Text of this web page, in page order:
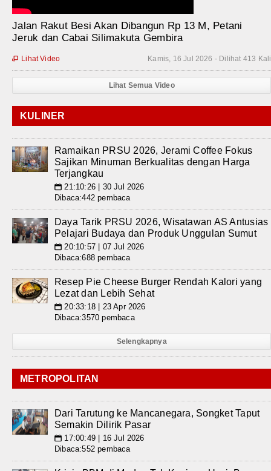
Jalan Rakut Besi Akan Dibangun Rp 13 M, Petani
Jeruk dan Cabai Silimakuta Gembira
Kamis, 16 Jul 2026 - Dilihat 413 Kali
 Lihat Video
Lihat Semua Video
KULINER
Ramaikan PRSU 2026, Jerami Coffee Fokus
Sajikan Minuman Berkualitas dengan Harga
Terjangkau
📅 21:10:26 | 30 Jul 2026
Dibaca:442 pembaca
Daya Tarik PRSU 2026, Wisatawan AS Antusias
Pelajari Budaya dan Produk Unggulan Sumut
📅 20:10:57 | 07 Jul 2026
Dibaca:688 pembaca
Resep Pie Cheese Burger Rendah Kalori yang
Lezat dan Lebih Sehat
📅 20:33:18 | 23 Apr 2026
Dibaca:3570 pembaca
Selengkapnya
METROPOLITAN
Dari Tarutung ke Mancanegara, Songket Taput
Semakin Dilirik Pasar
📅 17:00:49 | 16 Jul 2026
Dibaca:552 pembaca